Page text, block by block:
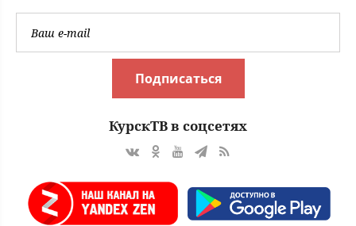
Подписаться
КурскТВ в соцсетях